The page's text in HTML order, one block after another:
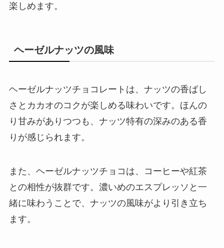
楽しめます。
ヘーゼルナッツの風味
ヘーゼルナッツチョコレートは、ナッツの香ばし
さとカカオのコクが楽しめる味わいです。ほんの
り甘みがありつつも、ナッツ特有の深みのある香
りが感じられます。
また、ヘーゼルナッツチョコは、コーヒーや紅茶
との相性が抜群です。濃いめのエスプレッソと一
緒に味わうことで、ナッツの風味がより引き立ち
ます。